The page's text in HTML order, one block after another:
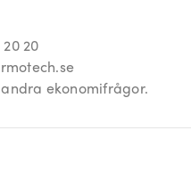
20
ekonomifrågor.